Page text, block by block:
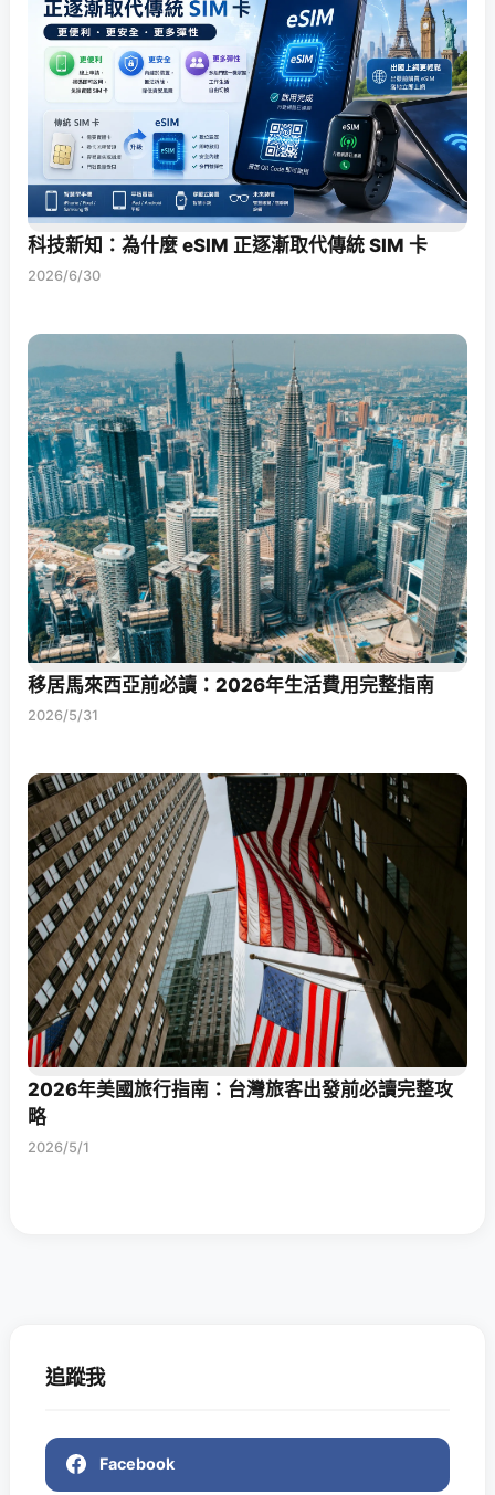
科技新知：為什麼 eSIM 正逐漸取代傳統 SIM 卡
2026/6/30
移居馬來西亞前必讀：2026年生活費用完整指南
2026/5/31
2026年美國旅行指南：台灣旅客出發前必讀完整攻
略
2026/5/1
追蹤我
Facebook